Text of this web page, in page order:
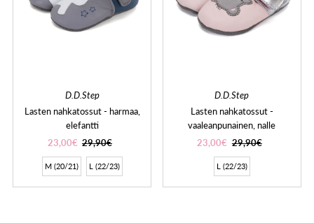
D.D.Step
Lasten nahkatossut - harmaa,
elefantti
23,00€ 29,90€
M (20/21) L (22/23)
D.D.Step
Lasten nahkatossut -
vaaleanpunainen, nalle
23,00€ 29,90€
L (22/23)